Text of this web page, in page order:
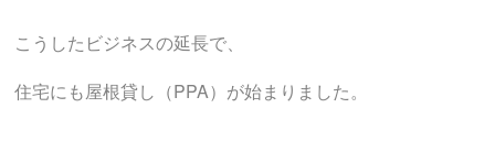
こうしたビジネスの延長で、
住宅にも屋根貸し（PPA）が始まりました。